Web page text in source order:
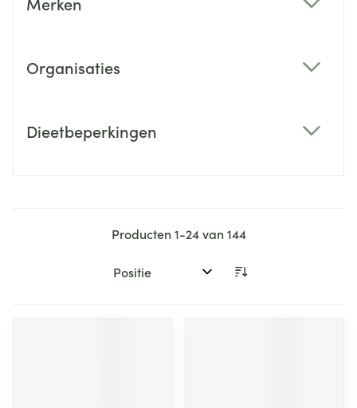
Organisaties
Dieetbeperkingen
Producten1-24van144
Sorteer op: